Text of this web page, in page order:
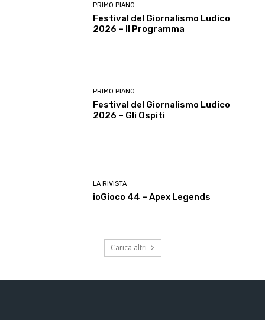
PRIMO PIANO
Festival del Giornalismo Ludico
2026 – Il Programma
PRIMO PIANO
Festival del Giornalismo Ludico
2026 – Gli Ospiti
LA RIVISTA
ioGioco 44 – Apex Legends
Carica altri